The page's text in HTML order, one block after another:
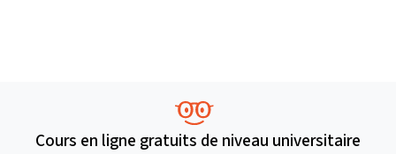
Cours en ligne gratuits de niveau universitaire